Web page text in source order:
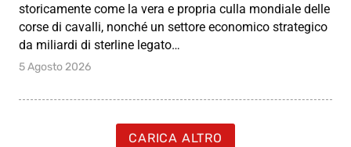
storicamente come la vera e propria culla mondiale delle
corse di cavalli, nonché un settore economico strategico
da miliardi di sterline legato…
5 Agosto 2026
CARICA ALTRO